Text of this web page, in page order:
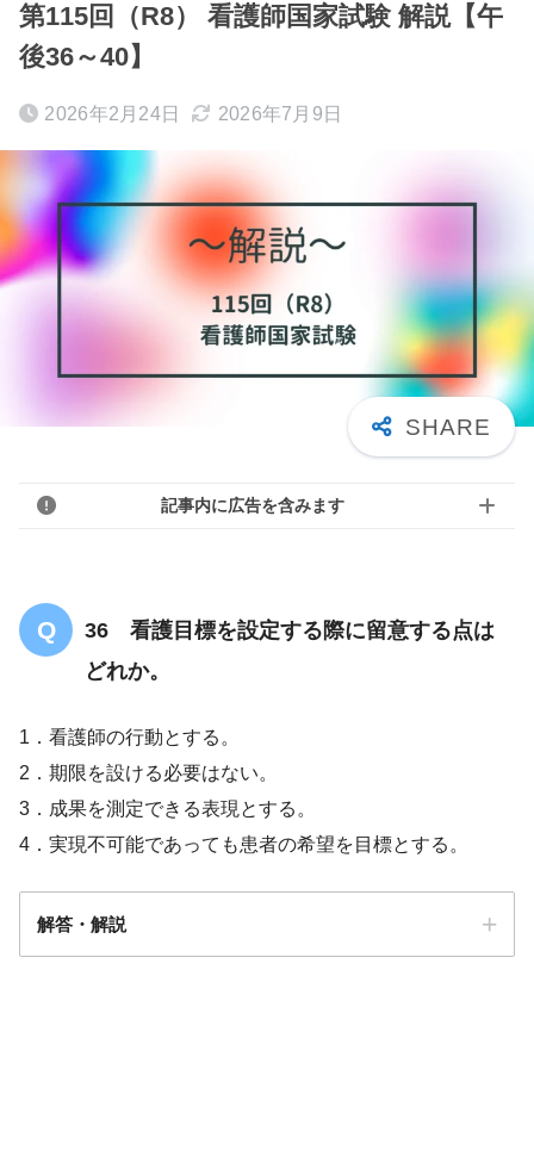
第115回（R8） 看護師国家試験 解説【午
後36～40】
2026年2月24日 2026年7月9日
記事内に広告を含みます
36 看護目標を設定する際に留意する点は
どれか。
1．看護師の行動とする。
2．期限を設ける必要はない。
3．成果を測定できる表現とする。
4．実現不可能であっても患者の希望を目標とする。
解答・解説